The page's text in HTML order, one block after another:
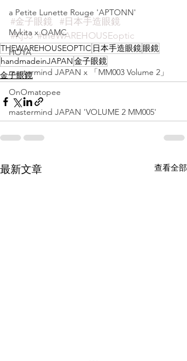
a Petite Lunette Rouge 'APTONN'
Mykita x OAMC
HOYA
mastermind JAPAN x 「MM003 Volume 2」
OnOmatopee
mastermind JAPAN 'VOLUME 2 MM005'
#金子眼鏡
#日本手造眼鏡
#Kj53 #theWAREHOUSEoptic
THEWAREHOUSEOPTIC 日本手造眼鏡眼鏡
handmadeinJAPAN金子眼鏡
金子眼鏡
最新文章 查看全部